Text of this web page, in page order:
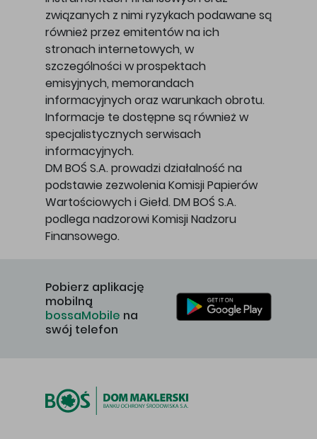
związanych z nimi ryzykach podawane są
również przez emitentów na ich
stronach internetowych, w
szczególności w prospektach
emisyjnych, memorandach
informacyjnych oraz warunkach obrotu.
Informacje te dostępne są również w
specjalistycznych serwisach
informacyjnych.
DM BOŚ S.A. prowadzi działalność na
podstawie zezwolenia Komisji Papierów
Wartościowych i Giełd. DM BOŚ S.A.
podlega nadzorowi Komisji Nadzoru
Finansowego.
Pobierz aplikację
mobilną
bossaMobile na
swój telefon